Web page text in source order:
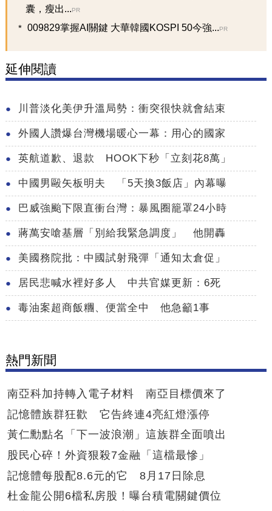
囊，瘦出...PR
009829掌握AI關鍵 大華韓國KOSPI 50今強...PR
延伸閱讀
川普淡化美伊升溫局勢：衝突很快就會結束
外國人讚爆台灣機場暖心一幕：用心的國家
英航道歉、退款 HOOK下秒「立刻花8萬」
中國男毆矢板明夫 「5天換3飯店」內幕曝
巴威強颱下限直衝台灣：暴風圈籠罩24小時
蔣萬安嗆基層「別給我緊急調度」 他開轟
美國務院批：中國試射飛彈「通知太倉促」
居民悲喊水裡好多人 中共官媒更新：6死
毒油案超商飯糰、便當全中 他急籲1事
熱門新聞
南亞科加持轉入電子材料 南亞目標價來了
記憶體族群狂歡 它告終連4亮紅燈漲停
黃仁勳點名「下一波浪潮」這族群全面噴出
股民心碎！外資狠殺7金融「這檔最慘」
記憶體每股配8.6元的它 8月17日除息
杜金龍公開6檔私房股！曝台積電關鍵價位